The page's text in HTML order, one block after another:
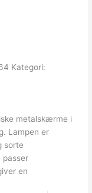
Kategori:
metalskærme i
Lampen er
sorte
passer
en